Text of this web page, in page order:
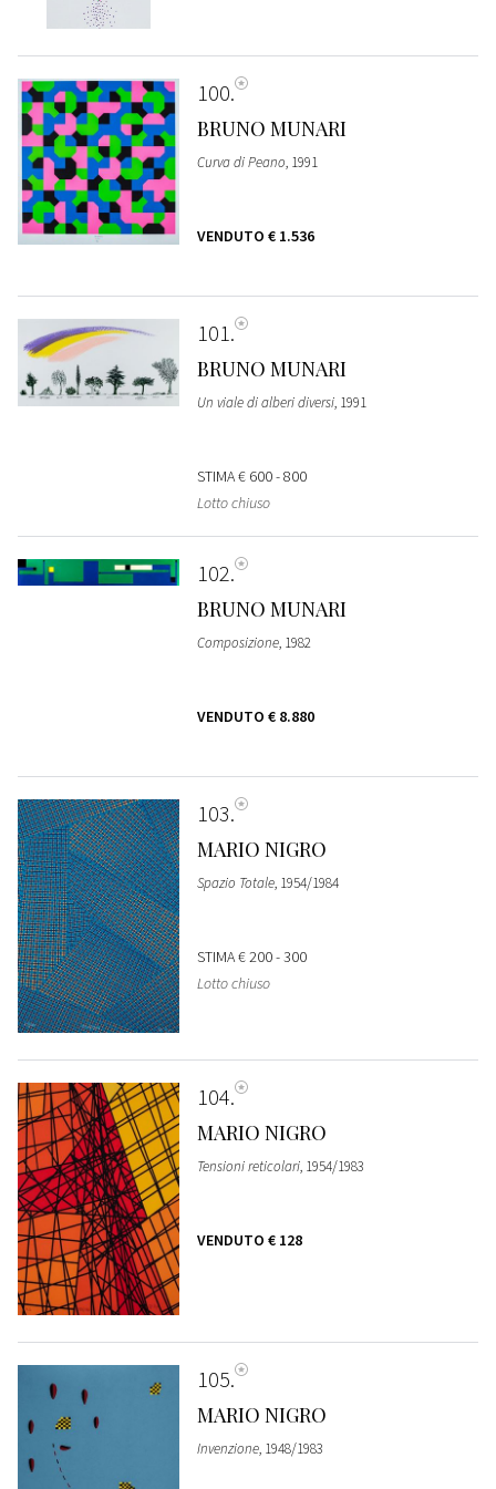
100
BRUNO MUNARI
Curva di Peano, 1991
VENDUTO € 1.536
101
BRUNO MUNARI
Un viale di alberi diversi, 1991
STIMA€ 600 - 800
Lotto chiuso
102
BRUNO MUNARI
Composizione, 1982
VENDUTO € 8.880
103
MARIO NIGRO
Spazio Totale, 1954/1984
STIMA€ 200 - 300
Lotto chiuso
104
MARIO NIGRO
Tensioni reticolari, 1954/1983
VENDUTO € 128
105
MARIO NIGRO
Invenzione, 1948/1983